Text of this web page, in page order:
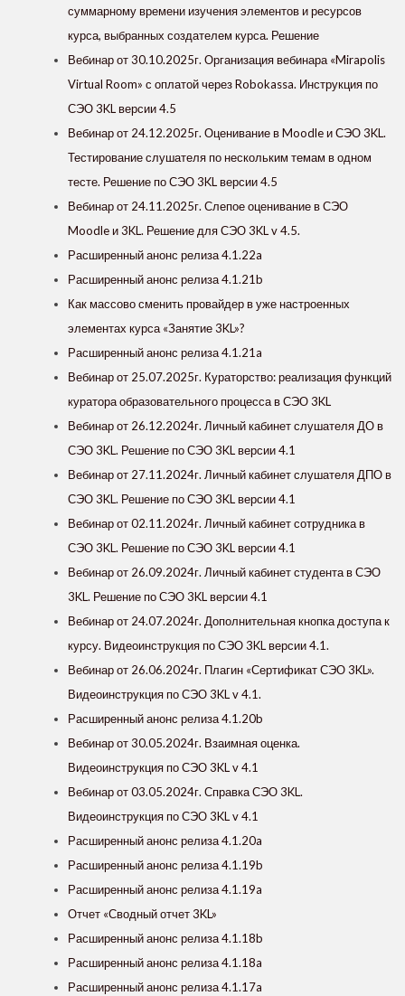
суммарному времени изучения элементов и ресурсов
курса, выбранных создателем курса. Решение
Вебинар от 30.10.2025г. Организация вебинара «Mirapolis
Virtual Room» с оплатой через Robokassa. Инструкция по
СЭО 3KL версии 4.5
Вебинар от 24.12.2025г. Оценивание в Moodle и СЭО 3KL.
Тестирование слушателя по нескольким темам в одном
тесте. Решение по СЭО 3KL версии 4.5
Вебинар от 24.11.2025г. Слепое оценивание в СЭО
Moodle и 3KL. Решение для СЭО 3KL v 4.5.
Расширенный анонс релиза 4.1.22a
Расширенный анонс релиза 4.1.21b
Как массово сменить провайдер в уже настроенных
элементах курса «‎Занятие 3KL»?
Расширенный анонс релиза 4.1.21a
Вебинар от 25.07.2025г. Кураторство: реализация функций
куратора образовательного процесса в СЭО 3KL
Вебинар от 26.12.2024г. Личный кабинет слушателя ДО в
СЭО 3KL. Решение по СЭО 3KL версии 4.1
Вебинар от 27.11.2024г. Личный кабинет слушателя ДПО в
СЭО 3KL. Решение по СЭО 3KL версии 4.1
Вебинар от 02.11.2024г. Личный кабинет сотрудника в
СЭО 3KL. Решение по СЭО 3KL версии 4.1
Вебинар от 26.09.2024г. Личный кабинет студента в СЭО
3KL. Решение по СЭО 3KL версии 4.1
Вебинар от 24.07.2024г. Дополнительная кнопка доступа к
курсу. Видеоинструкция по СЭО 3KL версии 4.1.
Вебинар от 26.06.2024г. Плагин «Сертификат СЭО 3KL».
Видеоинструкция по СЭО 3KL v 4.1.
Расширенный анонс релиза 4.1.20b
Вебинар от 30.05.2024г. Взаимная оценка.
Видеоинструкция по СЭО 3KL v 4.1
Вебинар от 03.05.2024г. Справка СЭО 3KL.
Видеоинструкция по СЭО 3KL v 4.1
Расширенный анонс релиза 4.1.20a
Расширенный анонс релиза 4.1.19b
Расширенный анонс релиза 4.1.19a
Отчет «Сводный отчет 3KL»
Расширенный анонс релиза 4.1.18b
Расширенный анонс релиза 4.1.18a
Расширенный анонс релиза 4.1.17a